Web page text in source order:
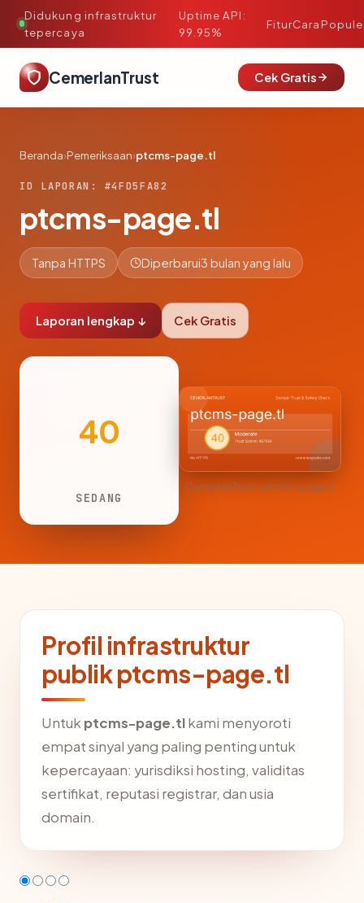
Didukung infrastruktur
tepercaya
·
Uptime API:
99.95%
FiturCara
CemerlanTrust Cek Gratis
Beranda›Pemeriksaan›ptcms-page.tl
ID LAPORAN: #4FD5FA82
ptcms-page.tl
Tanpa HTTPS Diperbarui3 bulan yang lalu
Laporan lengkap ↓ Cek Gratis
40
SEDANG
CemerlanTrust · ptcms-page.tl
Profil infrastruktur
publik ptcms-page.tl
Untuk ptcms-page.tlkami menyoroti
empat sinyal yang paling penting untuk
kepercayaan: yurisdiksi hosting, validitas
sertifikat, reputasi registrar, dan usia
domain.